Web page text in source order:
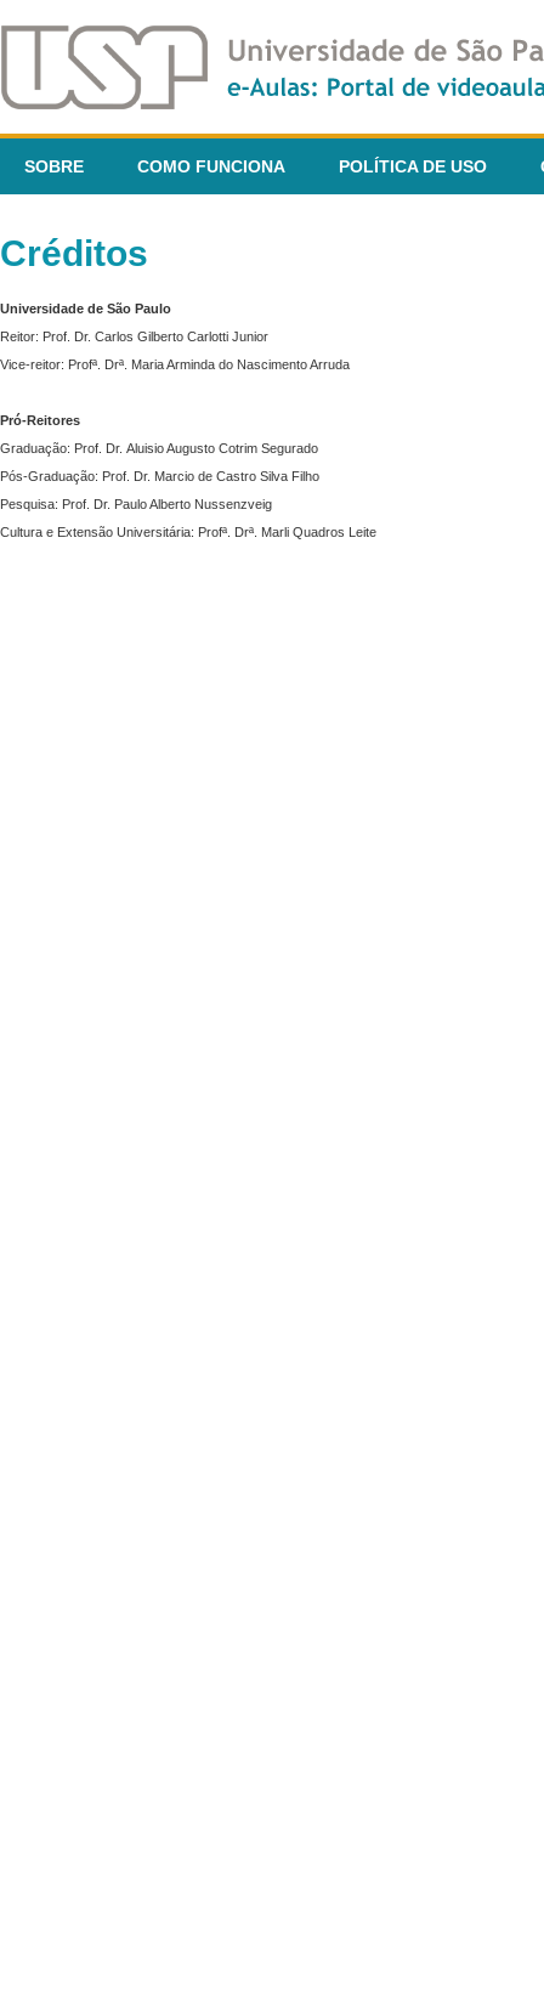
SOBRE COMO FUNCIONA POLÍTICA DE USO
Créditos
Universidade de São Paulo
Reitor: Prof. Dr. Carlos Gilberto Carlotti Junior
Vice-reitor: Profª. Drª. Maria Arminda do Nascimento Arruda
Pró-Reitores
Graduação: Prof. Dr. Aluisio Augusto Cotrim Segurado
Pós-Graduação: Prof. Dr. Marcio de Castro Silva Filho
Pesquisa: Prof. Dr. Paulo Alberto Nussenzveig
Cultura e Extensão Universitária: Profª. Drª. Marli Quadros Leite